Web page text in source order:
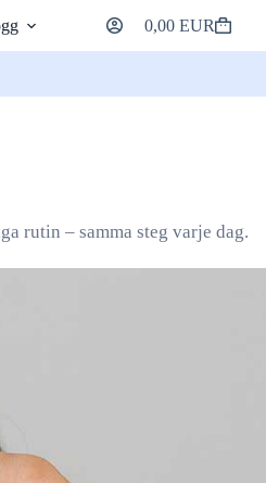
Varukorg
0,00 EUR
rutin – samma steg varje dag.